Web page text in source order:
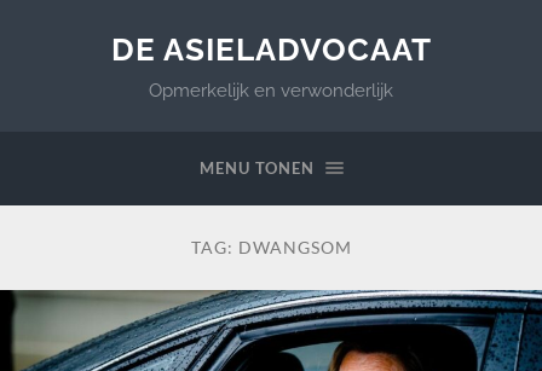
DE ASIELADVOCAAT
Opmerkelijk en verwonderlijk
MENU TONEN
TAG: DWANGSOM